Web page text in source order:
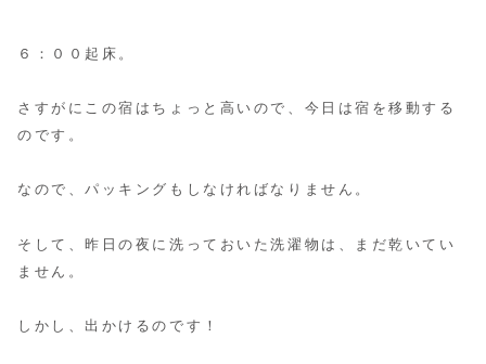
６：００起床。
さすがにこの宿はちょっと高いので、今日は宿を移動する
のです。
なので、パッキングもしなければなりません。
そして、昨日の夜に洗っておいた洗濯物は、まだ乾いてい
ません。
しかし、出かけるのです！